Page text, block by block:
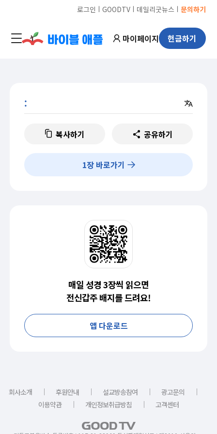
로그인 ㅣ GOODTVㅣ 데일리굿뉴스 ㅣ 문의하기
마이페이지 헌금하기
:
복사하기 공유하기
1장 바로가기
매일 성경 3장씩 읽으면
전신갑주 배지를 드려요!
앱 다운로드
회사소개 ｜ 후원안내 ｜ 설교방송참여 ｜ 광고문의
｜
이용약관
｜ 개인정보취급방침 ｜ 고객센터